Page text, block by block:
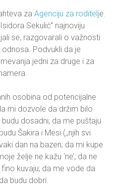
zaAgenciju za roditelje.
Sekulić” najnoviju
se, razgovarali o važnosti
Podvukli da je
jedni za druge i za
osobina od potencijalne
mi dozvole da držim bilo
dosadni; da me puštaju
Šakira i Mesi (,,njih svi
dan na bazen; da mi kupe
želje ne kažu ‘ne’; da ne
kuvaju; da me vode da
budu dobri.